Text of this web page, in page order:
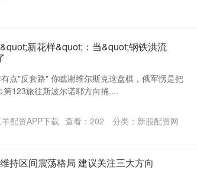
新花样&quot;：当&quot;钢铁洪流
点"反套路" 你瞧谢维尔斯克这盘棋，俄军愣是把
123旅往斯波尔诺耶方向捅....
配资APP下载 查看： 202 分类： 新股配资网
持区间震荡格局 建议关注三大方向